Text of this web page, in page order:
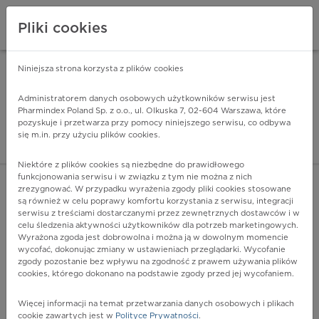
Pharmindex - lider
ZALOGUJ SIĘ
N80.3 - Gruczolistość otrzewnej miednicy
Więcej na lekiicd10.pl
Pliki cookies
Niniejsza strona korzysta z plików cookies
Administratorem danych osobowych użytkowników serwisu jest
Pharmindex Poland Sp. z o.o., ul. Olkuska 7, 02-604 Warszawa, które
pozyskuje i przetwarza przy pomocy niniejszego serwisu, co odbywa
się m.in. przy użyciu plików cookies.
Niektóre z plików cookies są niezbędne do prawidłowego
funkcjonowania serwisu i w związku z tym nie można z nich
zrezygnować. W przypadku wyrażenia zgody pliki cookies stosowane
są również w celu poprawy komfortu korzystania z serwisu, integracji
serwisu z treściami dostarczanymi przez zewnętrznych dostawców i w
celu śledzenia aktywności użytkowników dla potrzeb marketingowych.
Wyrażona zgoda jest dobrowolna i można ją w dowolnym momencie
wycofać, dokonując zmiany w ustawieniach przeglądarki. Wycofanie
zgody pozostanie bez wpływu na zgodność z prawem używania plików
cookies, którego dokonano na podstawie zgody przed jej wycofaniem.
Więcej informacji na temat przetwarzania danych osobowych i plikach
cookie zawartych jest w Polityce Prywatności.
ZA DARMO - w Google Play INSTALUJ